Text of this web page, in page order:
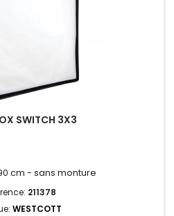
SWITCH 3X3
cm - sans monture
211378
WESTCOTT